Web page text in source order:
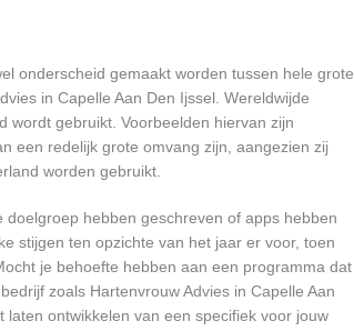
onderscheid gemaakt worden tussen hele grote
in Capelle Aan Den Ijssel. Wereldwijde
wordt gebruikt. Voorbeelden hiervan zijn
een redelijk grote omvang zijn, aangezien zij
worden gebruikt.
hebben geschreven of apps hebben
stijgen ten opzichte van het jaar er voor, toen
je behoefte hebben aan een programma dat
zoals Hartenvrouw Advies in Capelle Aan
ontwikkelen van een specifiek voor jouw